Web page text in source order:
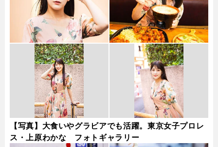
【写真】大食いやグラビアでも活躍。東京女子プロレ
ス・上原わかな フォトギャラリー